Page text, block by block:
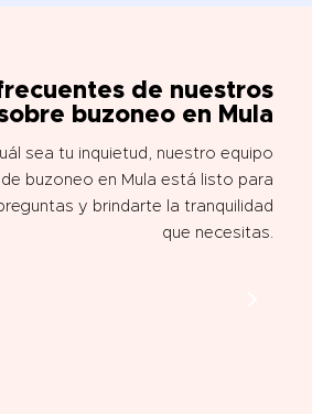
de nuestros
buzoneo en Mula
sea tu inquietud, nuestro equipo
buzoneo en Mula está listo para
y brindarte la tranquilidad
que necesitas.